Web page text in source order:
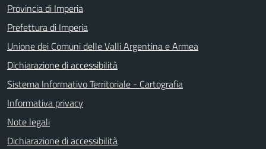
Provincia di Imperia
Prefettura di Imperia
Unione dei Comuni delle Valli Argentina e Armea
Dichiarazione di accessibilità
Sistema Informativo Territoriale - Cartografia
Informativa privacy
Note legali
Dichiarazione di accessibilità